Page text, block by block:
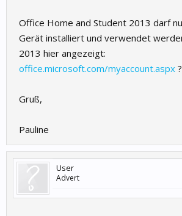
Office Home and Student 2013 darf
Gerät installiert und verwendet
2013 hier angezeigt:
office.microsoft.com/myaccount.aspx ?
Gruß,
Pauline
User
Advert